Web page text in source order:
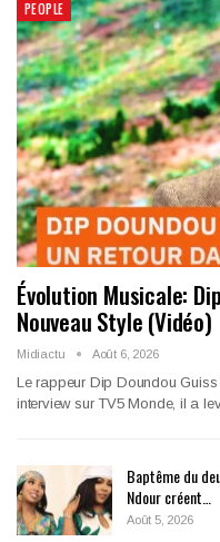
PEOPLE
Évolution Musicale:
Nouveau Style (Vidéo)
Midiactu Août 6, 2026
Le rappeur Dip Doundou
interview sur TV5 Monde, il a
Baptême du
Ndour créent…
Août 5, 2026